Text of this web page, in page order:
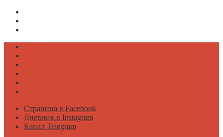
Страница в Facebook
Дневник в Instagram
Канал Telegram